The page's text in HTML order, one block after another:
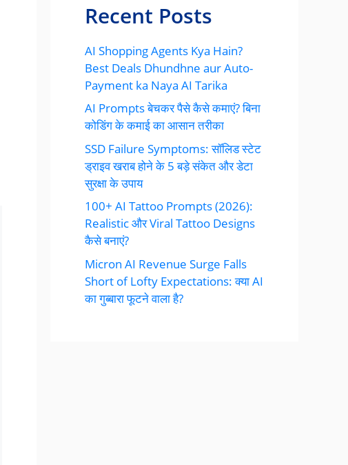
Recent Posts
AI Shopping Agents Kya Hain?
Best Deals Dhundhne aur Auto-
Payment ka Naya AI Tarika
AI Prompts बेचकर पैसे कैसे कमाएं? बिना
कोडिंग के कमाई का आसान तरीका
SSD Failure Symptoms: सॉलिड स्टेट
ड्राइव खराब होने के 5 बड़े संकेत और डेटा
सुरक्षा के उपाय
100+ AI Tattoo Prompts (2026):
Realistic और Viral Tattoo Designs
कैसे बनाएं?
Micron AI Revenue Surge Falls
Short of Lofty Expectations: क्या AI
का गुब्बारा फूटने वाला है?